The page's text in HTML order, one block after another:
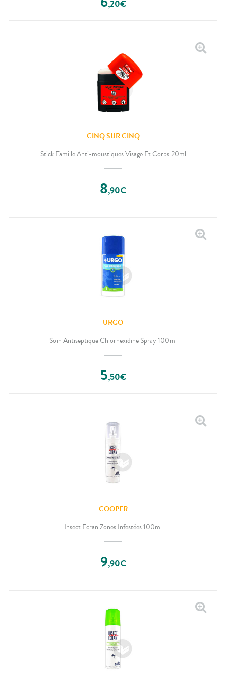
,20€
CINQ SUR CINQ
Stick Famille Anti-moustiques Visage Et Corps 20ml
8,90€
URGO
Soin Antiseptique Chlorhexidine Spray 100ml
5,50€
COOPER
Insect Ecran Zones Infestées 100ml
9,90€